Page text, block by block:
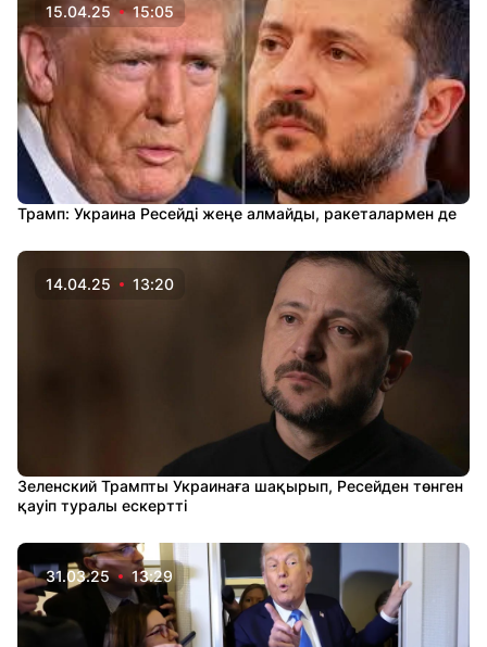
15.04.25 15:05
Трамп: Украина Ресейді жеңе алмайды, ракеталармен де
14.04.25 13:20
Зеленский Трампты Украинаға шақырып, Ресейден төнген
қауіп туралы ескертті
31.03.25 13:29